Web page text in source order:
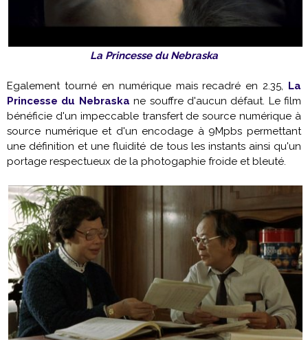
La Princesse du Nebraska
Egalement tourné en numérique mais recadré en 2.35,
La
Princesse du Nebraska ne souffre d'aucun défaut. Le film
bénéficie d'un impeccable transfert de source numérique à
source numérique et d'un encodage à 9Mpbs permettant
une définition et une fluidité de tous les instants ainsi qu'un
portage respectueux de la photogaphie froide et bleuté.